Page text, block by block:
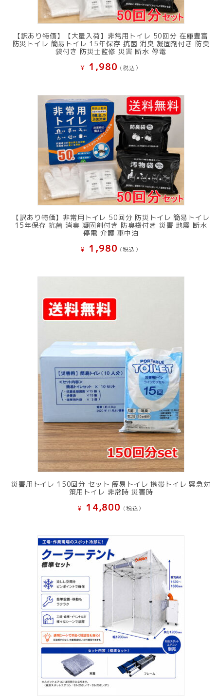
【訳あり特価】【大量入荷】非常用トイレ 50回分 在庫豊富
防災トイレ 簡易トイレ 15年保存 抗菌 消臭 凝固剤付き 防臭
袋付き 防災士監修 災害 断水 停電
¥ 1,980 (税込）
【訳あり特価】非常用トイレ 50回分 防災トイレ 簡易トイレ
15年保存 抗菌 消臭 凝固剤付き 防臭袋付き 災害 地震 断水
停電 介護 車中泊
¥ 1,980 (税込）
災害用トイレ 150回分 セット 簡易トイレ 携帯トイレ 緊急対
策用トイレ 非常時 災害時
¥ 14,800 (税込）